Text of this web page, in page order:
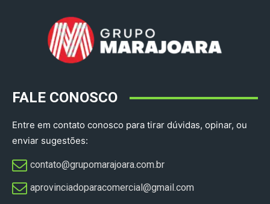
FALE CONOSCO
Entre em contato conosco para tirar dúvidas, opinar, ou
enviar sugestões:
contato@grupomarajoara.com.br
aprovinciadoparacomercial@gmail.com​